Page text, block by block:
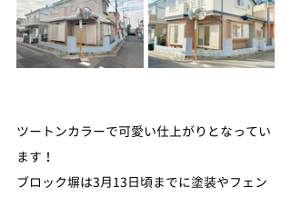
ツートンカラーで可愛い仕上がりとなってい
ます！
ブロック塀は3月13日頃までに塗装やフェン